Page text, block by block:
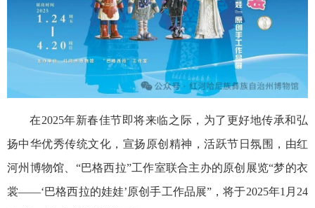
在2025年新春佳节即将来临之际，为了更好地传承和弘
扬中华优秀传统文化，宣扬原创精神，活跃节日氛围，由红
河州博物馆、“巴格西拉”工作室联合主办的原创展览“梦的衣
裳——‘巴格西拉的娃娃’原创手工作品展”，将于2025年1月24